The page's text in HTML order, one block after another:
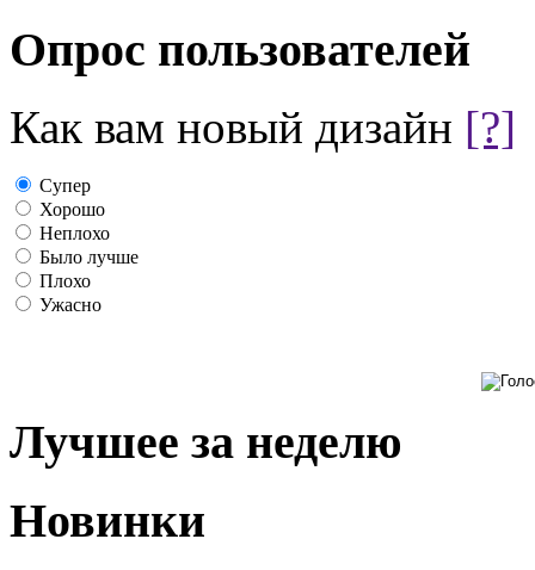
Опрос пользователей
Как вам новый дизайн [?]
Супер
Хорошо
Неплохо
Было лучше
Плохо
Ужасно
Лучшее за неделю
Новинки